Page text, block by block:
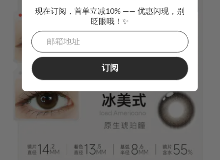
现在订阅，首单立减10% —— 优惠闪现，别
眨眼哦！✨
订阅